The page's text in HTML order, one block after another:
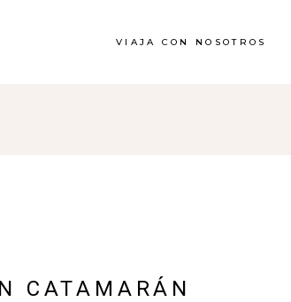
VIAJA CON NOSOTROS
CATAMARÁN